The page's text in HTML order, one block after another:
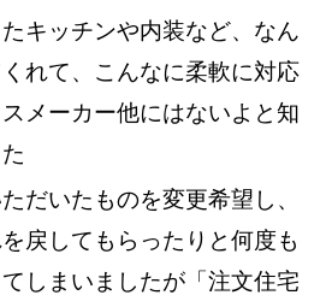
キッチンや内装など、なん
れて、こんなに柔軟に対応
メーカー他にはないよと知
だいたものを変更希望し、
戻してもらったりと何度も
しまいましたが「注文住宅